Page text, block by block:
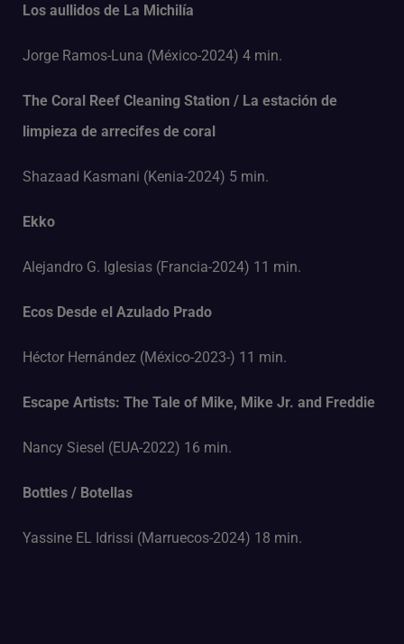
Los aullidos de La Michilía
Jorge Ramos-Luna (México-2024) 4 min.
The Coral Reef Cleaning Station / La estación de
limpieza de arrecifes de coral
Shazaad Kasmani (Kenia-2024) 5 min.
Ekko
Alejandro G. Iglesias (Francia-2024) 11 min.
Ecos Desde el Azulado Prado
Héctor Hernández (México-2023-) 11 min.
Escape Artists: The Tale of Mike, Mike Jr. and Freddie
Nancy Siesel (EUA-2022) 16 min.
Bottles / Botellas
Yassine EL Idrissi (Marruecos-2024) 18 min.